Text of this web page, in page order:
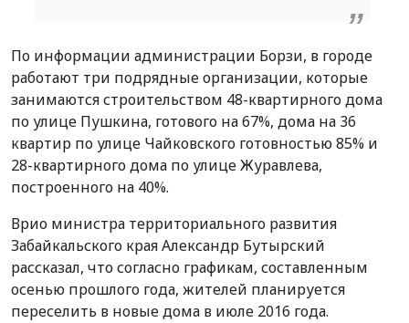
По информации администрации Борзи, в городе
работают три подрядные организации, которые
занимаются строительством 48-квартирного дома
по улице Пушкина, готового на 67%, дома на 36
квартир по улице Чайковского готовностью 85% и
28-квартирного дома по улице Журавлева,
построенного на 40%.
Врио министра территориального развития
Забайкальского края Александр Бутырский
рассказал, что согласно графикам, составленным
осенью прошлого года, жителей планируется
переселить в новые дома в июле 2016 года.